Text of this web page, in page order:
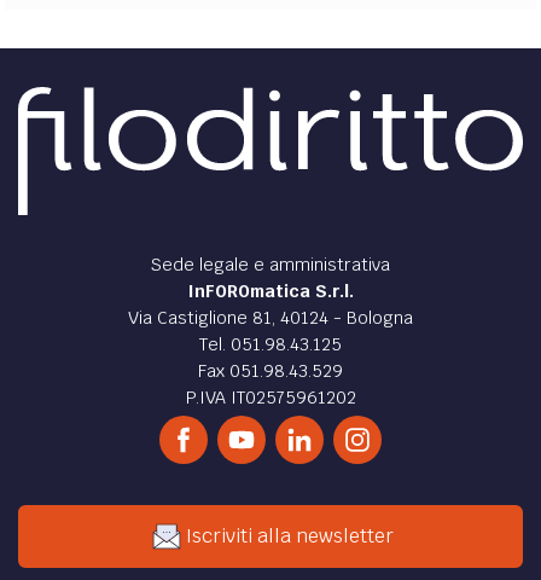
Sede legale e amministrativa
InFOROmatica S.r.l.
Via Castiglione 81, 40124 - Bologna
Tel. 051.98.43.125
Fax 051.98.43.529
P.IVA IT02575961202
Iscriviti alla newsletter